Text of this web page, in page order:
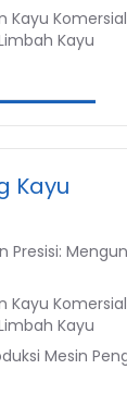
Kayu
Kayu
Kayu
Presisi:
Kayu
Kayu
Mesin